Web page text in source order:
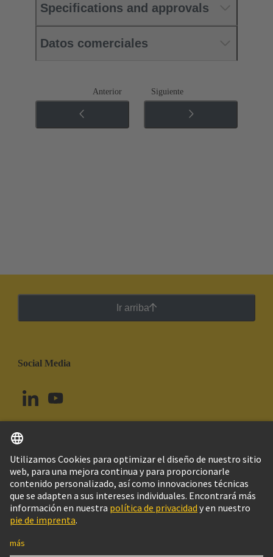
Specifications and approvals
Datos comerciales
Anterior Siguiente
Ir arriba
Social Media
Brasil Español
© Grupo Tecnológico HARTING
Configuración de cookies